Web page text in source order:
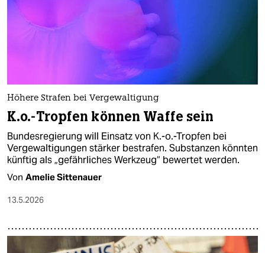
Höhere Strafen bei Vergewaltigung
K.o.-Tropfen können Waffe sein
Bundesregierung will Einsatz von K.-o.-Tropfen bei
Vergewaltigungen stärker bestrafen. Substanzen könnten
künftig als „gefährliches Werkzeug“ bewertet werden.
Von Amelie Sittenauer
13.5.2026